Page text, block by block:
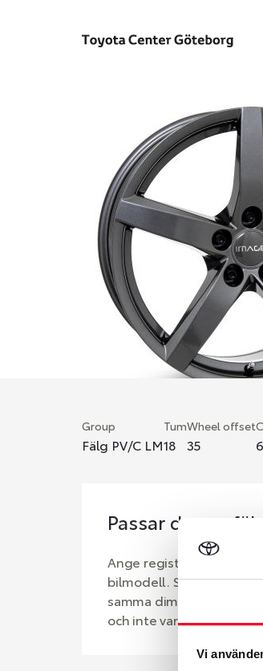
Vi
Group
Fälg PV/C LM
Tum
18
Wheel offset
35
Passar denna
Ange
bilmodell. Se till att
samma dimensioner.
och inte vara samma